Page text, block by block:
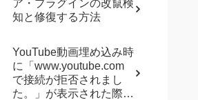
ア・プラグインの改竄検
知と修復する方法
YouTube動画埋め込み時
に「www.youtube.com
で接続が拒否されまし
た。」が表示された際に